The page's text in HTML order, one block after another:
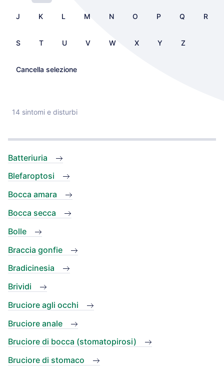
J K L M N O P Q R
S T U V W X Y Z
Cancella selezione
14 sintomi e disturbi
Batteriuria
Blefaroptosi
Bocca amara
Bocca secca
Bolle
Braccia gonfie
Bradicinesia
Brividi
Bruciore agli occhi
Bruciore anale
Bruciore di bocca (stomatopirosi)
Bruciore di stomaco